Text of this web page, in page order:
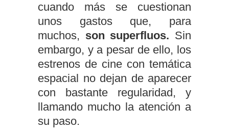
cuando más se cuestionan
unos gastos que, para
muchos, son superfluos. Sin
embargo, y a pesar de ello, los
estrenos de cine con temática
espacial no dejan de aparecer
con bastante regularidad, y
llamando mucho la atención a
su paso.